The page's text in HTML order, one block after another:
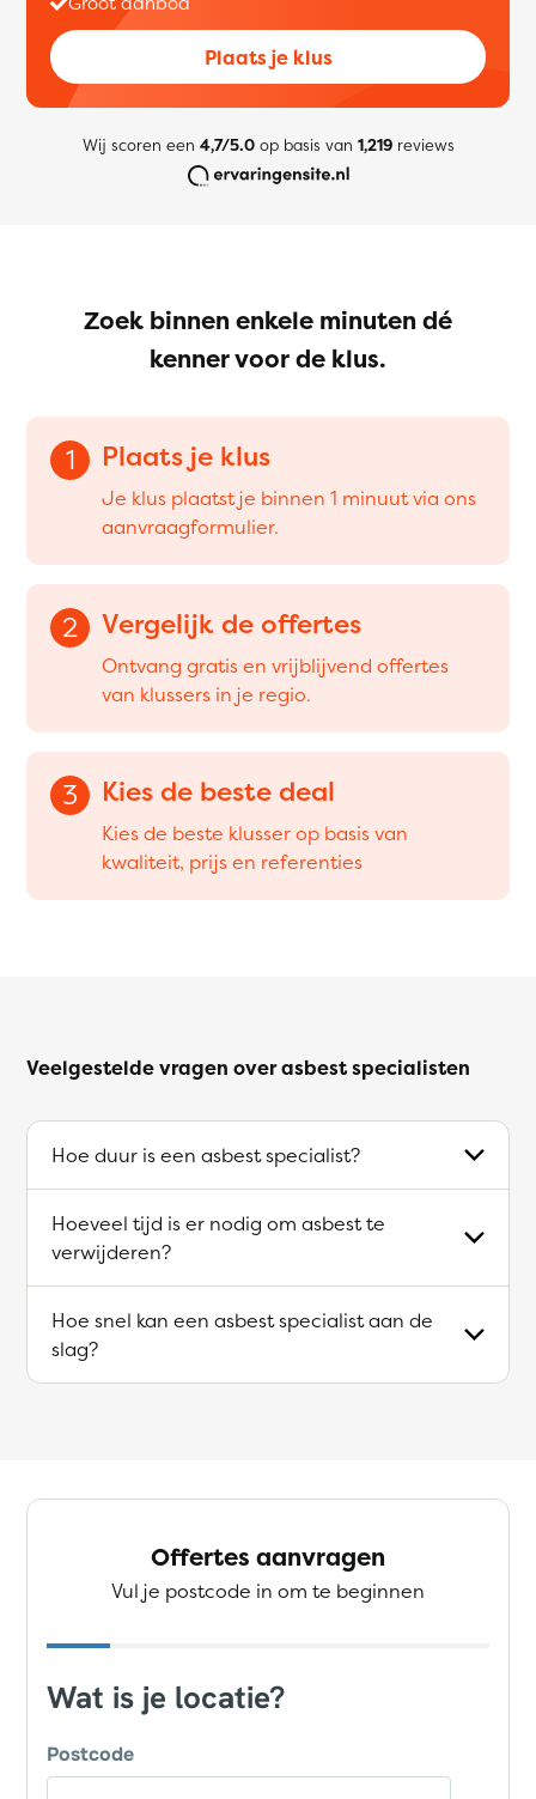
Plaats je klus
Wij scoren een 4,7/5.0op basis van 1,219reviews
Zoek binnen enkele minuten dé
kenner voor de klus.
1 Plaats je klus
Je klus plaatst je binnen 1 minuut via ons
aanvraagformulier.
2 Vergelijk de offertes
Ontvang gratis en vrijblijvend offertes
van klussers in je regio.
3 Kies de beste deal
Kies de beste klusser op basis van
kwaliteit, prijs en referenties
Veelgestelde vragen over asbest specialisten
Hoe duur is een asbest specialist?
Hoeveel tijd is er nodig om asbest te
verwijderen?
Hoe snel kan een asbest specialist aan de
slag?
Offertes aanvragen
Vul je postcode in om te beginnen